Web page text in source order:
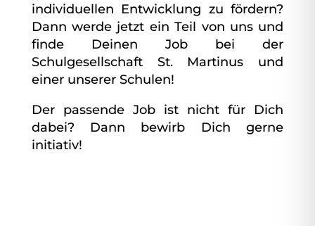
individuellen Entwicklung zu fördern?
Dann werde jetzt ein Teil von uns und
finde Deinen Job bei der
Schulgesellschaft St. Martinus und
einer unserer Schulen!
Der passende Job ist nicht für Dich
dabei? Dann bewirb Dich gerne
initiativ!